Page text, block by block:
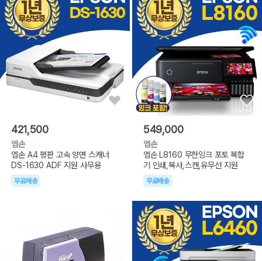
421,500
엡손
엡손 A4 평판 고속 양면 스캐너
DS-1630 ADF 지원 사무용
무료배송
549,000
엡손
엡손 L8160 무한잉크 포토 복합
기 인쇄,복사,스캔,유무선 지원
무료배송